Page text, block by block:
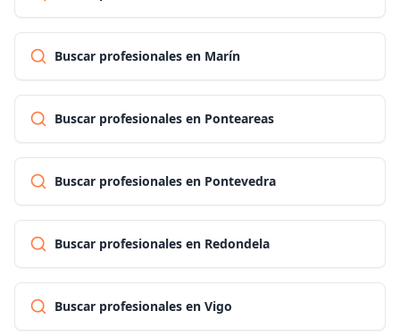
Buscar profesionales en Marín
Buscar profesionales en Ponteareas
Buscar profesionales en Pontevedra
Buscar profesionales en Redondela
Buscar profesionales en Vigo